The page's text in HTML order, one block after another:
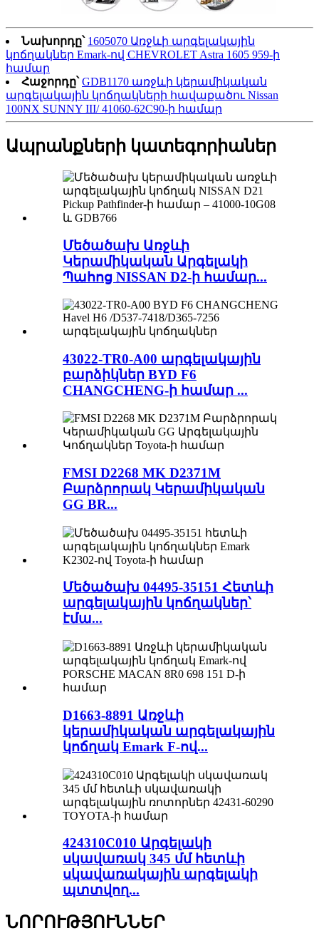
Նախորդը՝ 1605070 Առջևի արգելակային
կոճղակներ Emark-ով CHEVROLET Astra 1605 959-ի
համար
Հաջորդը՝ GDB1170 առջևի կերամիկական
արգելակային կոճղակների հավաքածու Nissan
100NX SUNNY III/ 41060-62C90-ի համար
Ապրանքների կատեգորիաներ
Մեծածախ Առջևի
Կերամիկական Արգելակի
Պահոց NISSAN D2-ի համար...
43022-TR0-A00 արգելակային
բարձիկներ BYD F6
CHANGCHENG-ի համար ...
FMSI D2268 MK D2371M
Բարձրորակ Կերամիկական
GG BR...
Մեծածախ 04495-35151 Հետևի
արգելակային կոճղակներ՝
էմա...
D1663-8891 Առջևի
կերամիկական արգելակային
կոճղակ Emark F-ով...
424310C010 Արգելակի
սկավառակ 345 մմ հետևի
սկավառակային արգելակի
պտտվող...
ՆՈՐՈՒԹՅՈՒՆՆԵՐ